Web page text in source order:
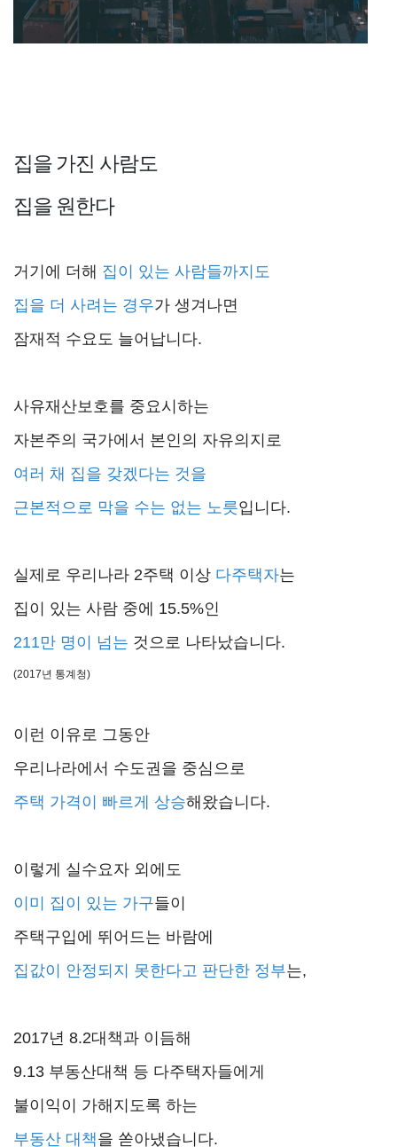
집을 가진 사람도
집을 원한다
거기에 더해 집이 있는 사람들까지도
집을 더 사려는 경우가 생겨나면
잠재적 수요도 늘어납니다.
사유재산보호를 중요시하는
자본주의 국가에서 본인의 자유의지로
여러 채 집을 갖겠다는 것을
근본적으로 막을 수는 없는 노릇입니다.
실제로 우리나라 2주택 이상 다주택자는
집이 있는 사람 중에 15.5%인
211만 명이 넘는 것으로 나타났습니다.
(2017년 통계청)
이런 이유로 그동안
우리나라에서 수도권을 중심으로
주택 가격이 빠르게 상승해왔습니다.
이렇게 실수요자 외에도
이미 집이 있는 가구들이
주택구입에 뛰어드는 바람에
집값이 안정되지 못한다고 판단한 정부는,
2017년 8.2대책과 이듬해
9.13 부동산대책 등 다주택자들에게
불이익이 가해지도록 하는
부동산 대책을 쏟아냈습니다.